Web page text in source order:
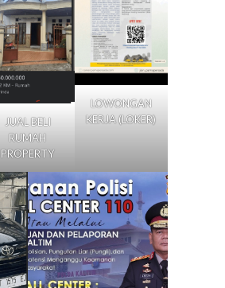
JUAL BELI
RUMAH
PROPERTY
LOWONGAN
KERJA (LOKER)